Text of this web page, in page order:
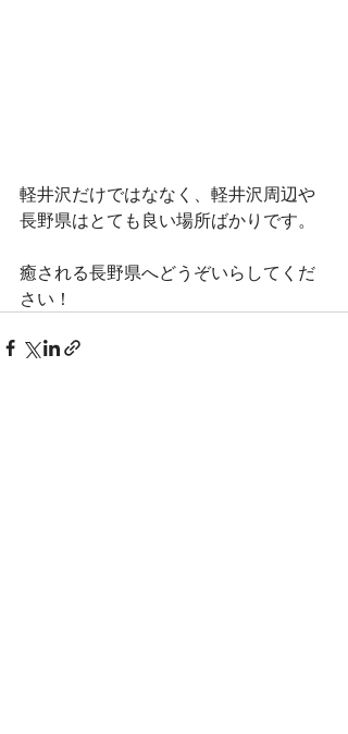
軽井沢だけではななく、軽井沢周辺や
長野県はとても良い場所ばかりです。
癒される長野県へどうぞいらしてくだ
さい！